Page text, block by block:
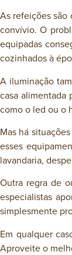
As refeições são
convívio. O
equipadas
cozinhados à
A iluminação
casa alimentada
como o led ou o
Mas há
esses
lavandaria,
Outra regra de
especialistas
simplesmente
Em qualquer
Aproveite o